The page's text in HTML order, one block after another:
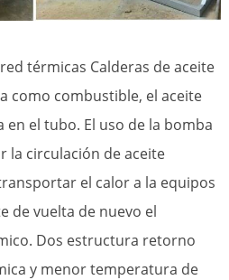
térmicas Calderas de aceite
como combustible, el aceite
el tubo. El uso de la bomba
la circulación de aceite
el calor a la equipos
de vuelta de nuevo el
Dos estructura retorno
y menor temperatura de